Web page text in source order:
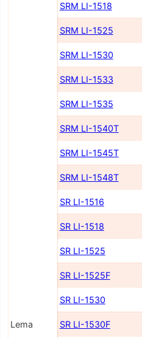
Lema
SRM LI-1518
SRM LI-1525
SRM LI-1530
SRM LI-1533
SRM LI-1535
SRM LI-1540Т
SRM LI-1545Т
SRM LI-1548Т
SR LI-1516
SR LI-1518
SR LI-1525
SR LI-1525F
SR LI-1530
SR LI-1530F